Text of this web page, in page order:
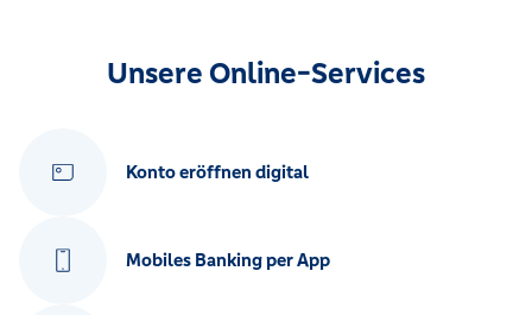
Unsere Online-Services
Konto eröffnen digital
Mobiles Banking per App